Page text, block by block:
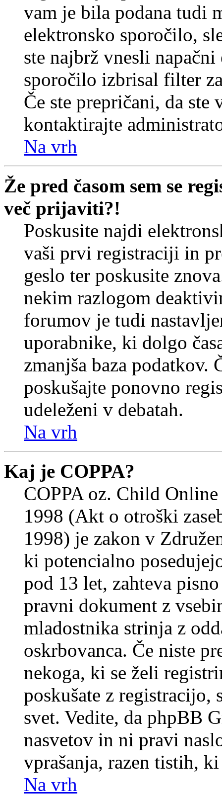
vam je bila podana tudi
elektronsko sporočilo,
ste najbrž vnesli
sporočilo izbrisal filter
Če ste prepričani, da
kontaktirajte
Na vrh
Že pred časom sem se
več prijaviti?!
Poskusite najdi
vaši prvi registraciji in
geslo ter poskusite
nekim razlogom
forumov je tudi
uporabnike, ki dolgo
zmanjša baza podatkov.
poskušajte ponovno
udeleženi v debatah.
Na vrh
Kaj je COPPA?
COPPA oz. Child
1998 (Akt o otroški
1998) je zakon v
ki potencialno
pod 13 let, zahteva
pravni dokument z
mladostnika strinja z
oskrbovanca. Če niste
nekoga, ki se želi
poskušate z registracijo,
svet. Vedite, da phpBB
nasvetov in ni pravi
vprašanja, razen tistih,
Na vrh